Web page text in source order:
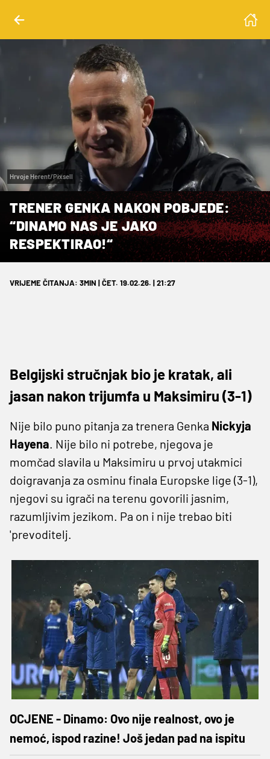
Hrvoje Herent/Pixsell
TRENER GENKA NAKON POBJEDE:
“DINAMO NAS JE JAKO
RESPEKTIRAO!“
VRIJEME ČITANJA: 3MIN | ČET. 19.02.26. | 21:27
Belgijski stručnjak bio je kratak, ali
jasan nakon trijumfa u Maksimiru (3-1)
Nije bilo puno pitanja za trenera Genka Nickyja
Hayena. Nije bilo ni potrebe, njegova je
momčad slavila u Maksimiru u prvoj utakmici
doigravanja za osminu finala Europske lige (3-1),
njegovi su igrači na terenu govorili jasnim,
razumljivim jezikom. Pa on i nije trebao biti
'prevoditelj.
OCJENE - Dinamo: Ovo nije realnost, ovo je
nemoć, ispod razine! Još jedan pad na ispitu